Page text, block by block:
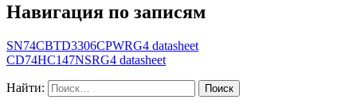
Навигация по записям
SN74CBTD3306CPWRG4 datasheet
CD74HC147NSRG4 datasheet
Найти: